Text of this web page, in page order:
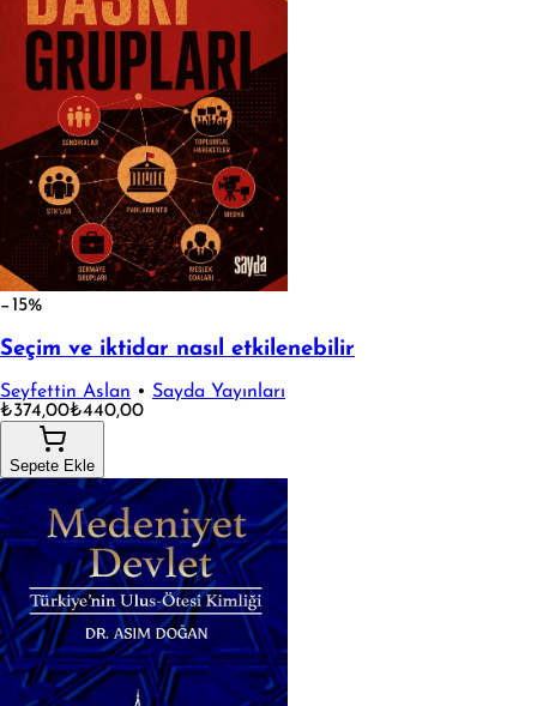
−15%
Seçim ve iktidar nasıl etkilenebilir
Seyfettin Aslan • Sayda Yayınları
₺374,00₺440,00
Sepete Ekle